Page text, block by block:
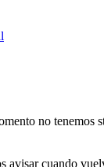
no tenemos
avisar cuando